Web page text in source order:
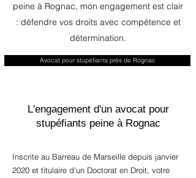
peine à Rognac, mon engagement est clair
: défendre vos droits avec compétence et
détermination.
Avocat pour stupéfiants près de Rognac
L'engagement d'un avocat pour
stupéfiants peine à Rognac
Inscrite au Barreau de Marseille depuis janvier
2020 et titulaire d'un Doctorat en Droit, votre